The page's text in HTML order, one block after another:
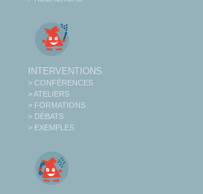
INTERVENTIONS
> CONFÉRENCES
> ATELIERS
> FORMATIONS
> DÉBATS
> EXEMPLES